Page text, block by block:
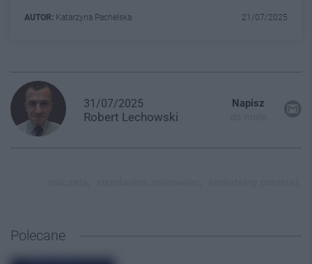
AUTOR: Katarzyna Pachelska 21/07/2025
31/07/2025
Robert Lechowski
Napisz
Polecane